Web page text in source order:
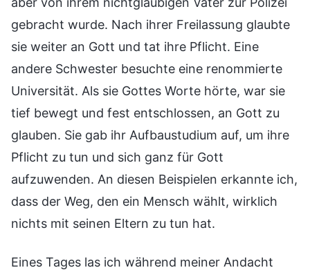
gebracht wurde. Nach ihrer Freilassung glaubte
sie weiter an Gott und tat ihre Pflicht. Eine
andere Schwester besuchte eine renommierte
Universität. Als sie Gottes Worte hörte, war sie
tief bewegt und fest entschlossen, an Gott zu
glauben. Sie gab ihr Aufbaustudium auf, um ihre
Pflicht zu tun und sich ganz für Gott
aufzuwenden. An diesen Beispielen erkannte ich,
dass der Weg, den ein Mensch wählt, wirklich
nichts mit seinen Eltern zu tun hat.
Eines Tages las ich während meiner Andacht